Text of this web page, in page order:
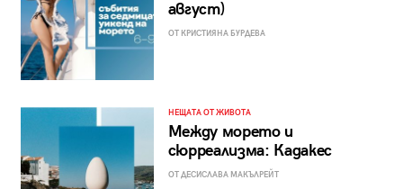
август)
ОТ КРИСТИЯНА БУРДЕВА
НЕЩАТА ОТ ЖИВОТА
Между морето и
сюрреализма: Кадакес
ОТ ДЕСИСЛАВА МАКЪЛРЕЙТ